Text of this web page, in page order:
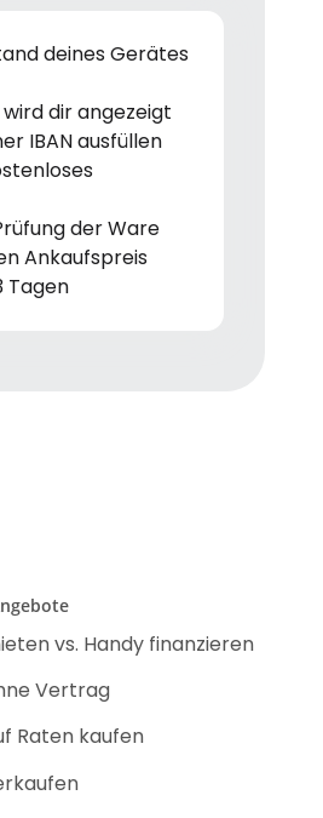
deines Gerätes
dir angezeigt
IBAN ausfüllen
der Ware
Ankaufspreis
Tagen
vs. Handy finanzieren
Vertrag
Raten kaufen